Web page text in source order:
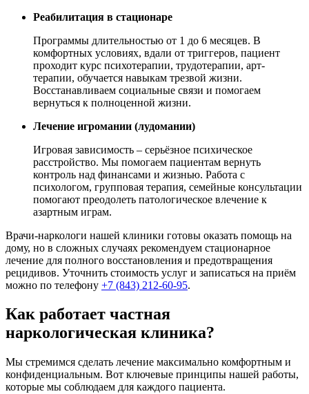
Реабилитация в стационаре
Программы длительностью от 1 до 6 месяцев. В
комфортных условиях, вдали от триггеров, пациент
проходит курс психотерапии, трудотерапии, арт-
терапии, обучается навыкам трезвой жизни.
Восстанавливаем социальные связи и помогаем
вернуться к полноценной жизни.
Лечение игромании (лудомании)
Игровая зависимость – серьёзное психическое
расстройство. Мы помогаем пациентам вернуть
контроль над финансами и жизнью. Работа с
психологом, групповая терапия, семейные консультации
помогают преодолеть патологическое влечение к
азартным играм.
Врачи-наркологи нашей клиники готовы оказать помощь на
дому, но в сложных случаях рекомендуем стационарное
лечение для полного восстановления и предотвращения
рецидивов. Уточнить стоимость услуг и записаться на приём
можно по телефону +7 (843) 212-60-95.
Как работает частная
наркологическая клиника?
Мы стремимся сделать лечение максимально комфортным и
конфиденциальным. Вот ключевые принципы нашей работы,
которые мы соблюдаем для каждого пациента.